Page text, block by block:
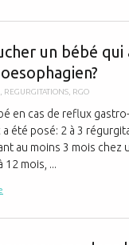
un bébé qui
REGURGITATIONS RGO
en cas de reflux
a été posé: 2 à 3
au moins 3 mois chez
12 mois, ...